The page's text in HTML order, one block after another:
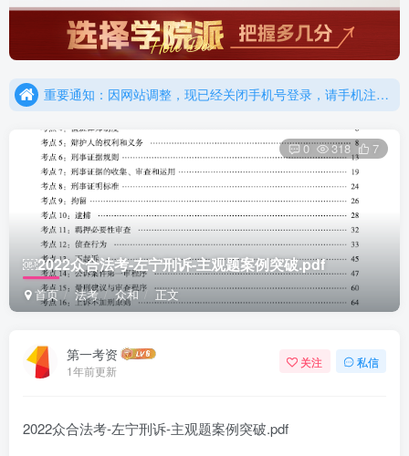
重要通知：因网站调整，现已经关闭手机号登录，请手机注册用户及时添加客服微信（微信号：dykz180），客服会协助将登陆方式更改为邮箱登录！
更新提示：已经更新部分机构主观题法考资料，推荐厚大的考点清单，高清版，特别适合学习！
￼2022众合法考-左宁刑诉-主观题案例突破.pdf
首页 法考 众和 正文
0 318 7
第一考资
1年前更新
关注 私信
2022众合法考-左宁刑诉-主观题案例突破.pdf